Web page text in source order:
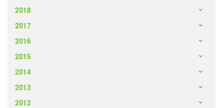
2018
2017
2016
2015
2014
2013
2012